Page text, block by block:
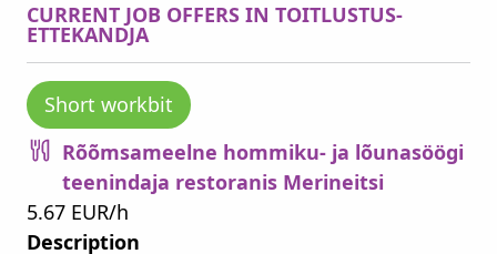
CURRENT JOB OFFERS IN TOITLUSTUS-
ETTEKANDJA
Short workbit
Rõõmsameelne hommiku- ja lõunasöögi
teenindaja restoranis Merineitsi
5.67 EUR/h
Description